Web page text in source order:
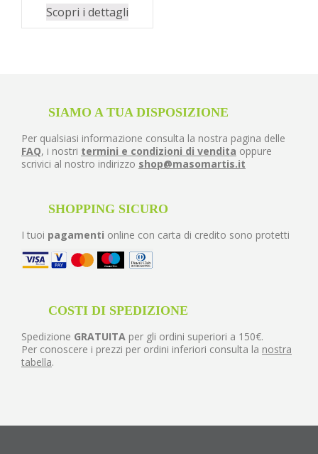
Scopri i dettagli
SIAMO A TUA DISPOSIZIONE
Per qualsiasi informazione consulta la nostra pagina delle
FAQ, i nostri termini e condizioni di vendita oppure
scrivici al nostro indirizzo shop@masomartis.it
SHOPPING SICURO
I tuoi pagamenti online con carta di credito sono protetti
COSTI DI SPEDIZIONE
Spedizione GRATUITA per gli ordini superiori a 150€.
Per conoscere i prezzi per ordini inferiori consulta la nostra
tabella.